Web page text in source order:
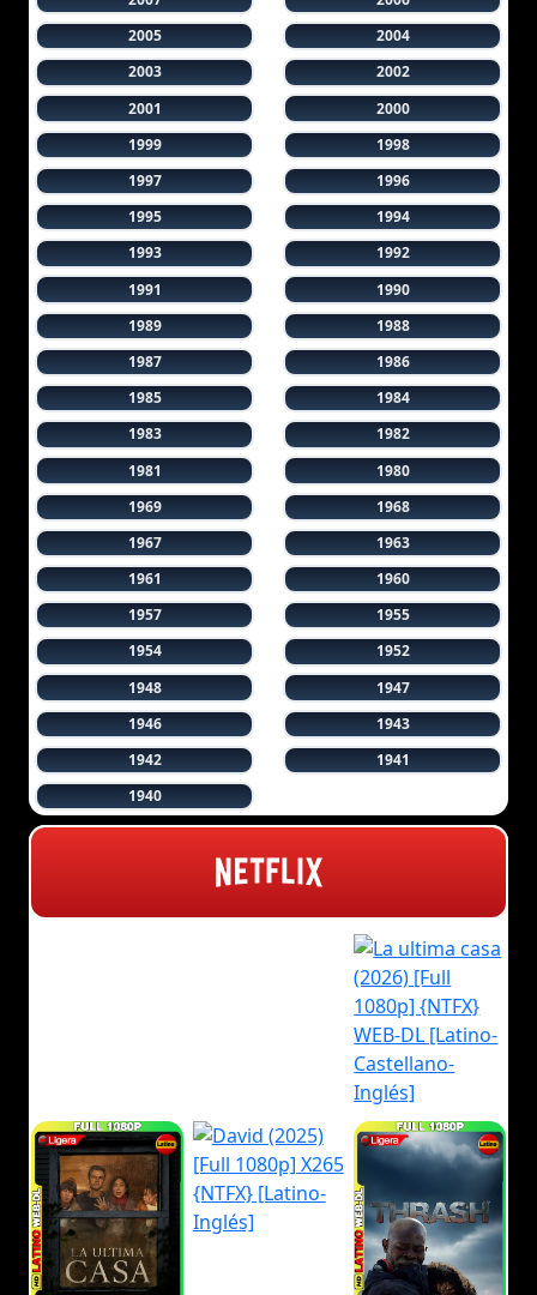
2005
2004
2003
2002
2001
2000
1999
1998
1997
1996
1995
1994
1993
1992
1991
1990
1989
1988
1987
1986
1985
1984
1983
1982
1981
1980
1969
1968
1967
1963
1961
1960
1957
1955
1954
1952
1948
1947
1946
1943
1942
1941
1940